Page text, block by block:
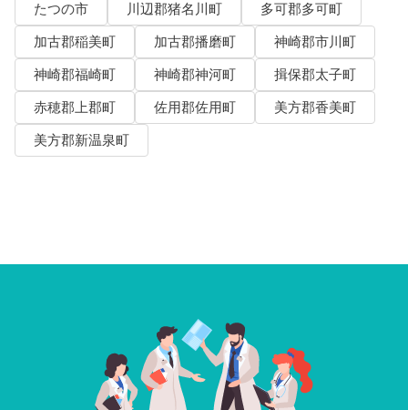
たつの市
川辺郡猪名川町
多可郡多可町
加古郡稲美町
加古郡播磨町
神崎郡市川町
神崎郡福崎町
神崎郡神河町
揖保郡太子町
赤穂郡上郡町
佐用郡佐用町
美方郡香美町
美方郡新温泉町